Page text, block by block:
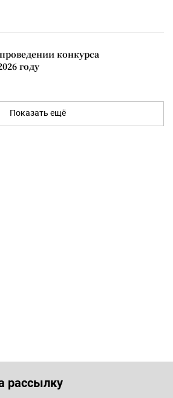
конкурса
году
Показать ещё
рассылку